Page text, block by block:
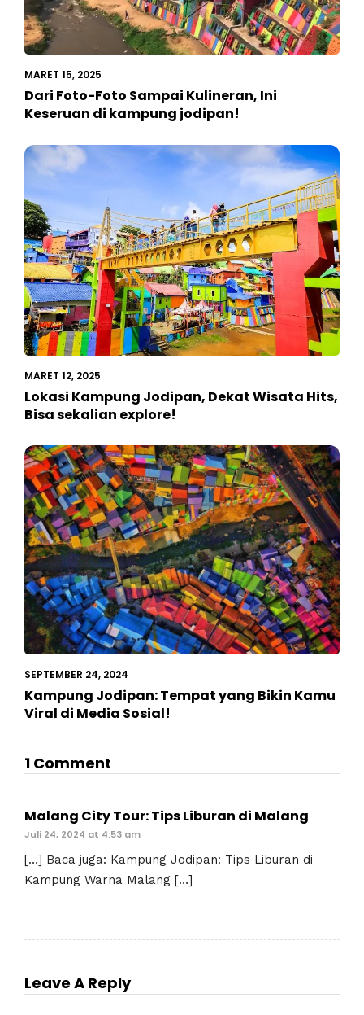
MARET 15, 2025
Dari Foto-Foto Sampai Kulineran, Ini
Keseruan di kampung jodipan!
MARET 12, 2025
Lokasi Kampung Jodipan, Dekat Wisata Hits,
Bisa sekalian explore!
SEPTEMBER 24, 2024
Kampung Jodipan: Tempat yang Bikin Kamu
Viral di Media Sosial!
1 Comment
Malang City Tour: Tips Liburan di Malang
Juli 24, 2024 at 4:53 am
[…] Baca juga: Kampung Jodipan: Tips Liburan di
Kampung Warna Malang […]
Leave A Reply